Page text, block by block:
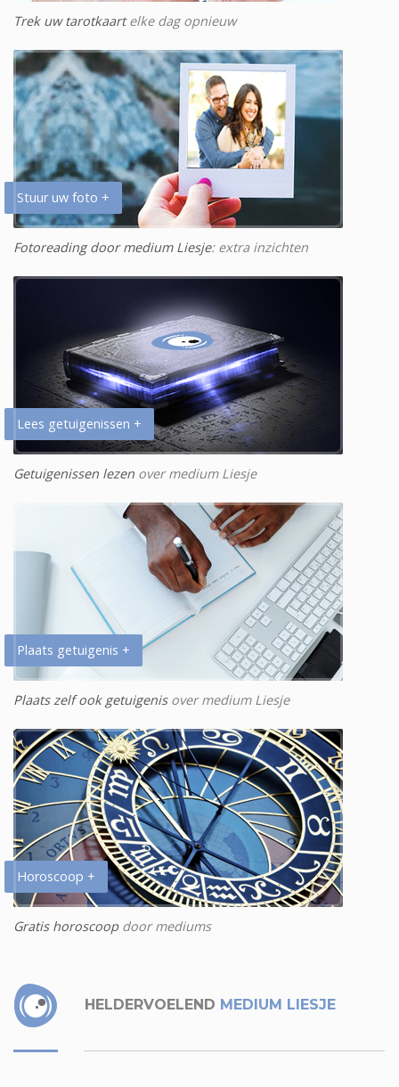
Trek uw tarotkaartelke dag opnieuw
Stuur uw foto +
Fotoreading door medium Liesje: extra inzichten
Lees getuigenissen +
Getuigenissen lezen over medium Liesje
Plaats getuigenis +
Plaats zelf ook getuigenisover medium Liesje
Horoscoop +
Gratis horoscoopdoor mediums
HELDERVOELEND MEDIUM LIESJE